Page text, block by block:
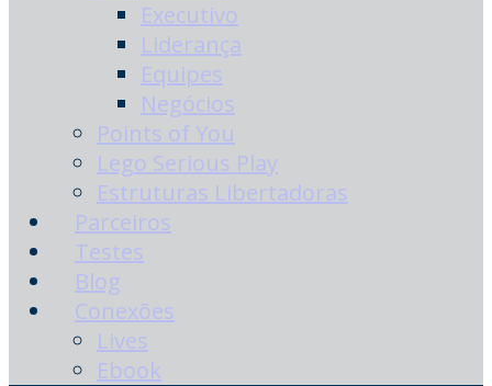
Executivo
Liderança
Equipes
Negócios
Points of You
Lego Serious Play
Estruturas Libertadoras
Parceiros
Testes
Blog
Conexões
Lives
Ebook